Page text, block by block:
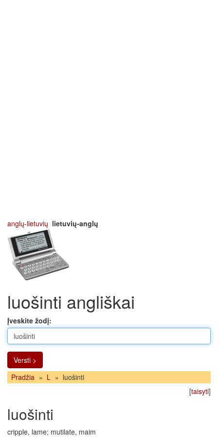
anglų-lietuvių lietuvių-anglų
luošinti angliškai
Įveskite žodį:
Versti >
Pradžia » L » luošinti
[taisyti]
luošinti
cripple, lame; mutilate, maim